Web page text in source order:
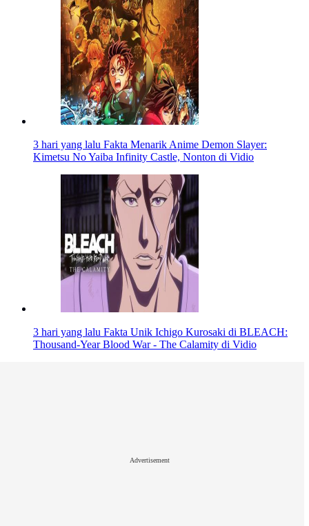
3 hari yang lalu Fakta Menarik Anime Demon Slayer:
Kimetsu No Yaiba Infinity Castle, Nonton di Vidio
3 hari yang lalu Fakta Unik Ichigo Kurosaki di BLEACH:
Thousand-Year Blood War - The Calamity di Vidio
Advertisement